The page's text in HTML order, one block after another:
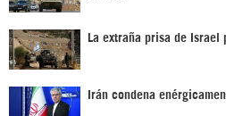
La extraña prisa de
Irán condena